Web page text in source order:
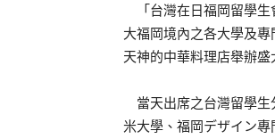
「台灣在日福岡留學生
大福岡境內之各大學及
天神的中華料理店舉辦盛
當天出席之台灣留學生
米大學、福岡デザイン